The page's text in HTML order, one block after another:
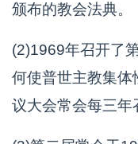
颁布的教会法典。
(2)1969年召开了
何使普世主教集体
议大会常会每三年